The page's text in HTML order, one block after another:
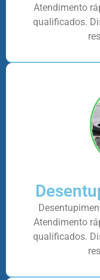
Atendimento
qualificados.
Atendimento
qualificados.